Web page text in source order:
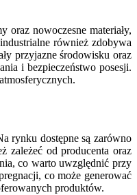
nowoczesne materiały,
również zdobywa
przyjazne środowisku oraz
i bezpieczeństwo posesji.
rynku dostępne są zarówno
zależeć od producenta oraz
co warto uwzględnić przy
co może generować
produktów.